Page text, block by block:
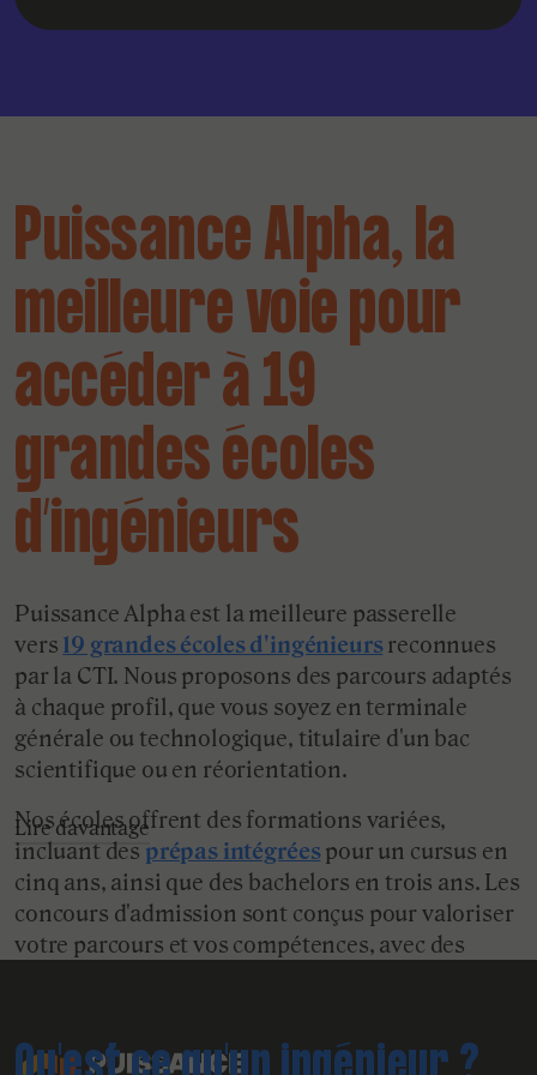
Puissance Alpha, la
meilleure voie pour
accéder à 19
grandes écoles
d’ingénieurs
Puissance Alpha est la meilleure passerelle
vers 19 grandes écoles d'ingénieursreconnues
par la CTI. Nous proposons des parcours adaptés
à chaque profil, que vous soyez en terminale
générale ou technologique, titulaire d'un bac
scientifique ou en réorientation.
Nos écoles offrent des formations variées,
incluant des prépas intégréespour un cursus en
cinq ans, ainsi que des bachelors en trois ans. Les
concours d'admission sont conçus pour valoriser
votre parcours et vos compétences, avec des
Lire davantage